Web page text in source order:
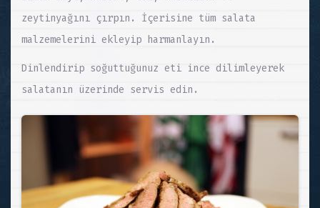
zeytinyağını çırpın. İçerisine tüm salata
malzemelerini ekleyip harmanlayın.
Dinlendirip soğuttuğunuz eti ince dilimleyerek
salatanın üzerinde servis edin.